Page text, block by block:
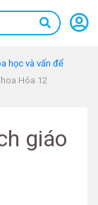
học và vấn để
Hóa 12
giáo